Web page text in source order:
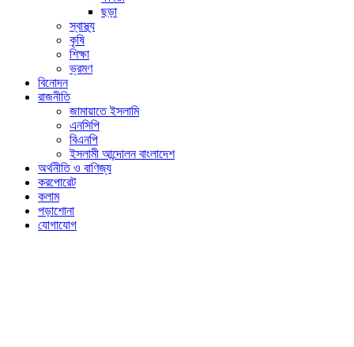
ছড়া
স্বাস্থ্য
কৃষি
শিক্ষা
ভ্রমণ
বিনোদন
রাজনীতি
জামায়াতে ইসলামি
এনসিপি
বিএনপি
ইসলামী আন্দোলন বাংলাদেশ
অর্থনীতি ও বাণিজ্য
করপোরেট
কলাম
পড়াশোনা
যোগাযোগ